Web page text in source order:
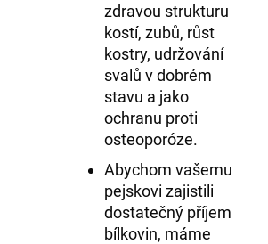
zdravou strukturu
kostí, zubů, růst
kostry, udržování
svalů v dobrém
stavu a jako
ochranu proti
osteoporóze.
Abychom vašemu
pejskovi zajistili
dostatečný příjem
bílkovin, máme